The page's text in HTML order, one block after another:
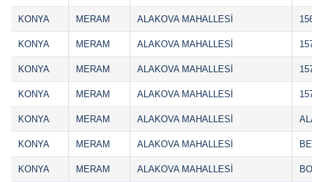
KONYA MERAM ALAKOVA MAHALLESİ
KONYA MERAM ALAKOVA MAHALLESİ
KONYA MERAM ALAKOVA MAHALLESİ
KONYA MERAM ALAKOVA MAHALLESİ
KONYA MERAM ALAKOVA MAHALLESİ
KONYA MERAM ALAKOVA MAHALLESİ
KONYA MERAM ALAKOVA MAHALLESİ